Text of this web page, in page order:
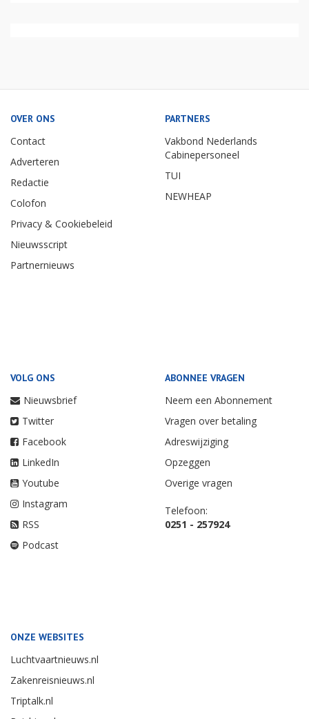
OVER ONS
Contact
Adverteren
Redactie
Colofon
Privacy & Cookiebeleid
Nieuwsscript
Partnernieuws
PARTNERS
Vakbond Nederlands
Cabinepersoneel
TUI
NEWHEAP
VOLG ONS
Nieuwsbrief
Twitter
Facebook
LinkedIn
Youtube
Instagram
RSS
Podcast
ABONNEE VRAGEN
Neem een Abonnement
Vragen over betaling
Adreswijziging
Opzeggen
Overige vragen
Telefoon:
0251 - 257924
ONZE WEBSITES
Luchtvaartnieuws.nl
Zakenreisnieuws.nl
Triptalk.nl